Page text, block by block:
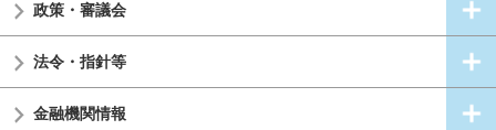
政策・審議会
法令・指針等
金融機関情報